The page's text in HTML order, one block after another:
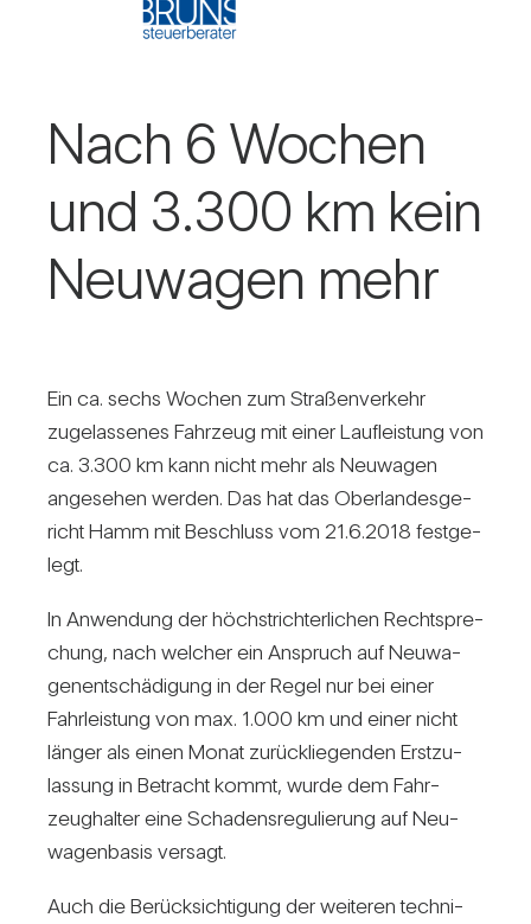
Nach 6 Wochen
und 3.300 km kein
Neu­wagen mehr
Ein ca. sechs Wochen zum Stra­ßen­ver­kehr
zuge­las­senes Fahr­zeug mit einer Lauf­leis­tung von
ca. 3.300 km kann nicht mehr als Neu­wagen
ange­sehen werden. Das hat das Ober­lan­des­ge­
richt Hamm mit Beschluss vom 21.6.2018 fest­ge­
legt.
In Anwen­dung der höchst­rich­ter­li­chen Recht­spre­
chung, nach wel­cher ein Anspruch auf Neu­wa­
gen­ent­schä­di­gung in der Regel nur bei einer
Fahr­leis­tung von max. 1.000 km und einer nicht
länger als einen Monat zurück­lie­genden Erst­zu­
las­sung in Betracht kommt, wurde dem Fahr­
zeug­halter eine Scha­dens­re­gu­lie­rung auf Neu­
wa­gen­basis ver­sagt.
Auch die Berück­sich­ti­gung der wei­teren tech­ni­